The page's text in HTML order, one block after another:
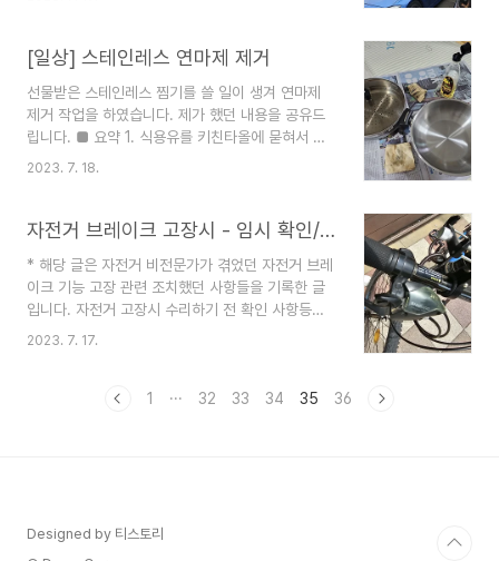
수공원 남서쪽 상가에 위치하고 있었습니다. 동탄호
맵] 포레스트오늘숲 호수공원점 경기 화성시 동탄순
환대로3길 28-14 1층 (송동)
http://kko.to/RNLu4s8BnB 포레스트오늘숲
경기 화성시 동탄순환대로3길 28-14
듯이 주차면이 적어 가게..
[일상] 스테인레스 연마제 제거
선물받은 스테인레스 찜기를 쓸 일이 생겨 연마제
제거 작업을 하였습니다. 제가 했던 내용을 공유드
립니다. ■ 요약 1. 식용유를 키친타올에 묻혀서 스
텐 재질 부분을 닦는다. 2. 주방세제로 설거지를 한
양을 추가한다. 팔팔 끓인다. 5. 주방세제로 설거지
를 선물로 받음. - 하지만 동생은 원룸에서 살았고,
찜기의 사이즈가 너무 커서 불행히도 원룸에서 찜기
를 쓸 수 없었음. - 그래서 필자에게 선물로 주었고,
저번 주말 간만에 우리집에 오게 됨. - 우리 부부는
2023. 7. 18.
자전거 브레이크 고장시 - 임시 확인/조치
* 해당 글은 자전거 비전문가가 겪었던 자전거 브레
이크 기능 고장 관련 조치했던 사항들을 기록한 글
입니다. 자전거 고장시 수리하기 전 확인 사항등으
로 참고하시면 좋으며, 별도 분해/수리가 필요하다
해도 무방하다. 자랑은 아니고 사실 거의 5년 간 방
던 건 몇 주 전으로 거슬러 올라갑니다. 이 때 배달
2023. 7. 17.
1 ··· 32 33 34 35 36
Designed by 티스토리